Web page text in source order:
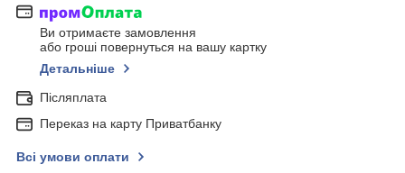
Ви отримаєте замовлення
або гроші повернуться на вашу картку
Детальніше
Післяплата
Переказ на карту Приватбанку
Всі умови оплати